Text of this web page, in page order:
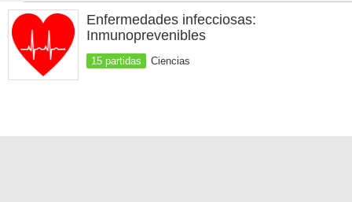
Enfermedades infecciosas:
Inmunoprevenibles
15 partidas Ciencias